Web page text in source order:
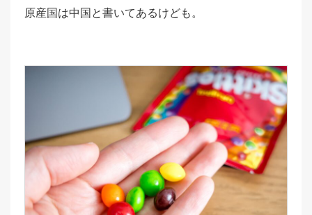
原産国は中国と書いてあるけども。